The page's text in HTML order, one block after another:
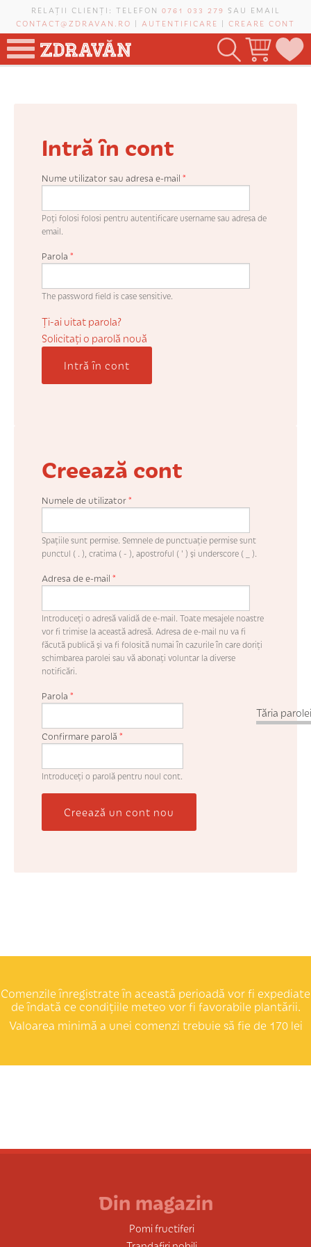
Mergi la conţinutul principal
RELAȚII CLIENȚI: TELEFON 0761 033 279 SAU EMAIL
CONTACT@ZDRAVAN.RO | AUTENTIFICARE | CREARE CONT
VIȚĂ-DE-VIE
Intră în cont
Nume utilizator sau adresa e-mail *
Poți folosi folosi pentru autentificare username sau adresa de
email.
Parola *
The password field is case sensitive.
Ți-ai uitat parola?
Solicitaţi o parolă nouă
Intră în cont
Creează cont
Numele de utilizator*
Spaţiile sunt permise. Semnele de punctuaţie permise sunt
punctul ( . ), cratima ( - ), apostroful ( ' ) şi underscore ( _ ).
Adresa de e-mail *
Introduceţi o adresă validă de e-mail. Toate mesajele noastre
vor fi trimise la această adresă. Adresa de e-mail nu va fi
făcută publică şi va fi folosită numai în cazurile în care doriţi
schimbarea parolei sau vă abonaţi voluntar la diverse
notificări.
Tăria
Parola *
Confirmare parolă *
Introduceţi o parolă pentru noul cont.
Creează un cont nou
Comenzile înregistrate în această perioadă vor fi expediate
de îndată ce condițiile meteo vor fi favorabile plantării.
Valoarea minimă a unei comenzi trebuie să fie de 170 lei
Din magazin
Pomi fructiferi